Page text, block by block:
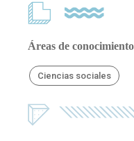
Áreas de conocimiento
Ciencias sociales